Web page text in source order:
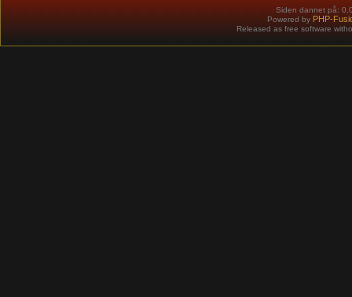
Siden dannet på:
Powered by PHP-
Released as free software